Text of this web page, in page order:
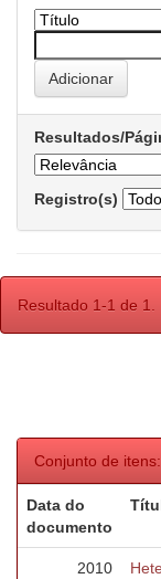
Resultados/
Registro(s)
Resultado 1-1 de 1.
Conjunto de itens:
Data do
documento
2010